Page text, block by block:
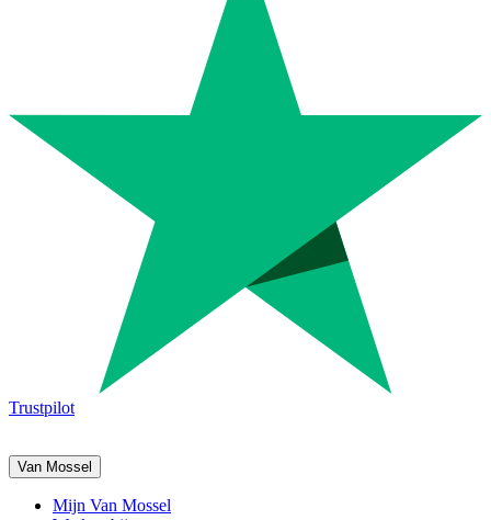
Trustpilot
Van Mossel
Mijn Van Mossel